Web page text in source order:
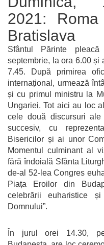
2021:
Bratislava
Sfântul Părinte
septembrie, la ora 6.00 și
7.45. După primirea
internațional, urmează
și cu primul ministru la
Ungariei. Tot aici au loc
cele două discursuri
succesiv, cu
Bisericilor și ai unor
Momentul culminant al
fără îndoială Sfânta
de-al 52-lea Congres
Piața Eroilor din
celebrării euharistice și
Domnului”.
În jurul orei 14.30,